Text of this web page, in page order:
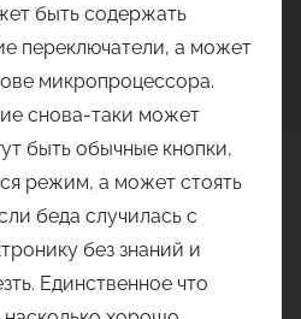
быть содержать
переключатели, а может
микропроцессора.
снова-таки может
быть обычные кнопки,
режим, а может стоять
беда случилась с
без знаний и
Единственное что